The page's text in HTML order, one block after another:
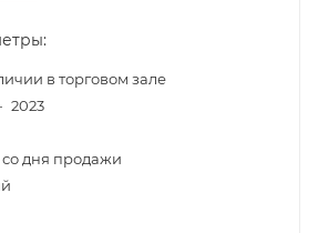
в торговом зале
2023
со дня продажи